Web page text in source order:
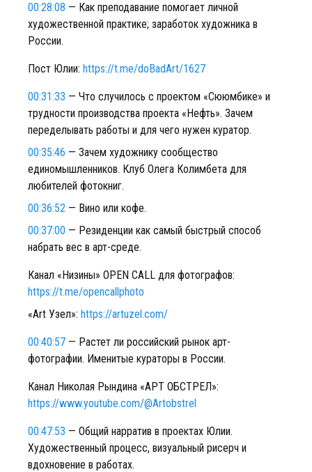
00:28:08 — Как преподавание помогает личной
художественной практике; заработок художника в
России.
Пост Юлии: https://t.me/doBadArt/1627
00:31:33 — Что случилось с проектом «Сююмбике» и
трудности производства проекта «Нефть». Зачем
переделывать работы и для чего нужен куратор.
00:35:46 — Зачем художнику сообщество
единомышленников. Клуб Олега Колимбета для
любителей фотокниг.
00:36:52 — Вино или кофе.
00:37:00 — Резиденции как самый быстрый способ
набрать вес в арт-среде.
Канал «Низины» OPEN CALL для фотографов:
https://t.me/opencallphoto
«Art Узел»: https://artuzel.com/
00:40:57 — Растет ли российский рынок арт-
фотографии. Именитые кураторы в России.
Канал Николая Рындина «АРТ ОБСТРЕЛ»:
https://www.youtube.com/@Artobstrel
00:47:53 — Общий нарратив в проектах Юлии.
Художественный процесс, визуальный рисерч и
вдохновение в работах.